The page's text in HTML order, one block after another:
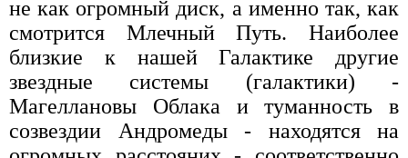
не как огромный диск, а именно так, как
смотрится Млечный Путь. Наиболее
близкие к нашей Галактике другие
звездные системы (галактики) -
Магеллановы Облака и туманность в
созвездии Андромеды - находятся на